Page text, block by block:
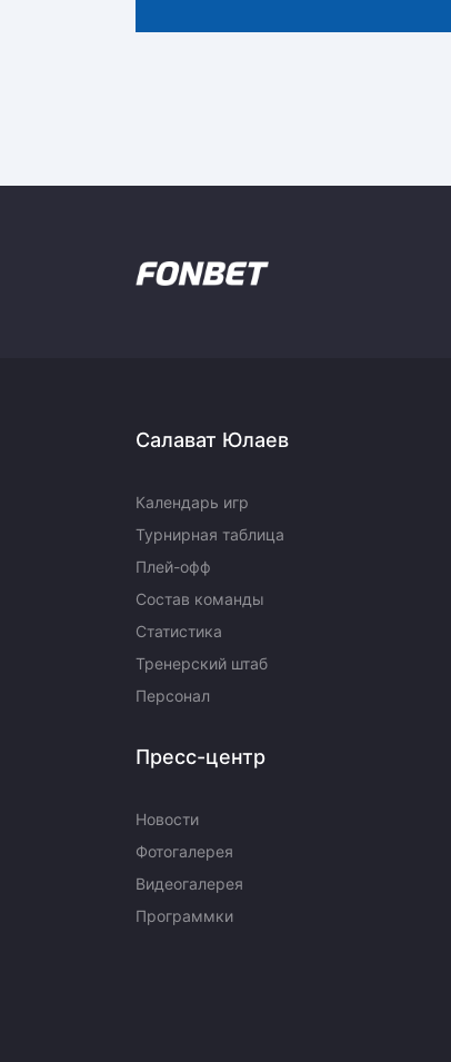
Салават Юлаев
Календарь игр
Турнирная таблица
Плей-офф
Состав команды
Статистика
Тренерский штаб
Персонал
Пресс-центр
Новости
Фотогалерея
Видеогалерея
Программки